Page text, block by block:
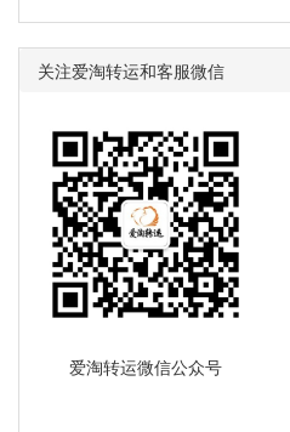
关注爱淘转运和客服微信
爱淘转运微信公众号